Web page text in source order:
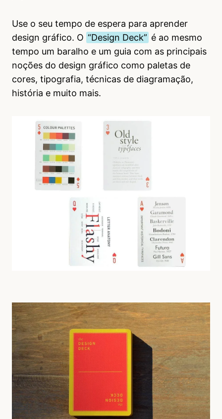
Use o seu tempo de espera para aprender
design gráfico. O “Design Deck” é ao mesmo
tempo um baralho e um guia com as principais
noções do design gráfico como paletas de
cores, tipografia, técnicas de diagramação,
história e muito mais.